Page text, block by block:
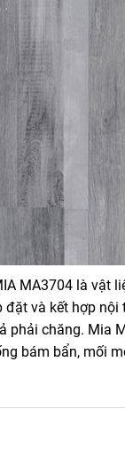
MA3704 là vật
đặt và kết hợp
phải chăng. Mia
bám bẩn, mối